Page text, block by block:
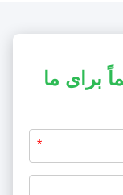
برای ما
*